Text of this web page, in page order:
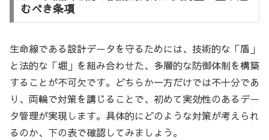
むべき条項
生命線である設計データを守るためには、技術的な「盾」
と法的な「堀」を組み合わせた、多層的な防御体制を構築
することが不可欠です。どちらか一方だけでは不十分であ
り、両輪で対策を講じることで、初めて実効性のあるデー
タ管理が実現します。具体的にどのような対策が考えられ
るのか、下の表で確認してみましょう。